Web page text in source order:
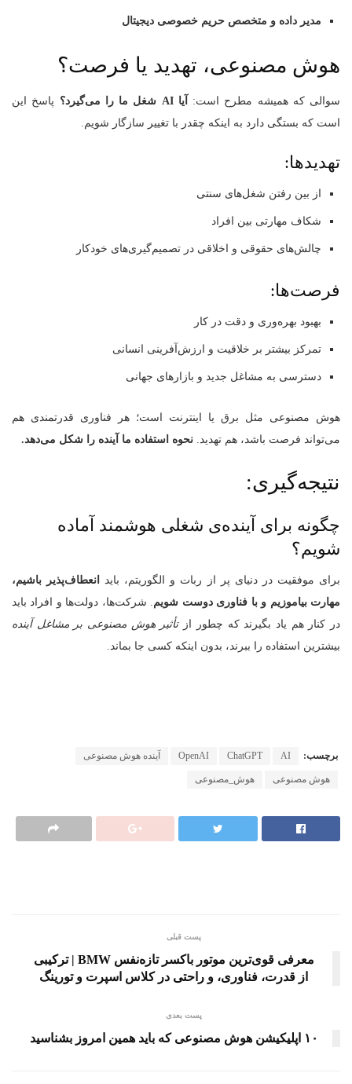
مدیر داده و متخصص حریم خصوصی دیجیتال
هوش مصنوعی، تهدید یا فرصت؟
سوالی که همیشه مطرح است: آیا AI شغل ما را می‌گیرد؟
پاسخ این
است که بستگی دارد به اینکه چقدر با تغییر سازگار شویم.
تهدیدها:
از بین رفتن شغل‌های سنتی
شکاف مهارتی بین افراد
چالش‌های حقوقی و اخلاقی در تصمیم‌گیری‌های خودکار
فرصت‌ها:
بهبود بهره‌وری و دقت در کار
تمرکز بیشتر بر خلاقیت و ارزش‌آفرینی انسانی
دسترسی به مشاغل جدید و بازارهای جهانی
هوش مصنوعی مثل برق یا اینترنت است؛ هر فناوری قدرتمندی هم
می‌تواند فرصت باشد، هم تهدید. نحوه استفاده ما آینده را شکل می‌دهد.
نتیجه‌گیری:
چگونه برای آینده‌ی شغلی هوشمند آماده
شویم؟
برای موفقیت در دنیای پر از ربات و الگوریتم، باید
انعطاف‌پذیر باشیم،
مهارت بیاموزیم و با فناوری دوست شویم . شرکت‌ها، دولت‌ها و افراد باید
در کنار هم یاد بگیرند که چطور ازتأثیر هوش مصنوعی بر مشاغل آینده
بیشترین استفاده را ببرند، بدون اینکه کسی جا بماند.
برچسب: AI
ChatGPT
OpenAI آینده هوش مصنوعی
هوش مصنوعی هوش_مصنوعی
پست قبلی
معرفی قوی‌ترین موتور باکسر تازه‌نفس BMW | ترکیبی
از قدرت، فناوری، و راحتی در کلاس اسپرت و تورینگ
پست بعدی
۱۰ اپلیکیشن هوش مصنوعی که باید همین امروز بشناسید